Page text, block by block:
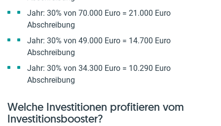
Jahr: 30% von 70.000 Euro = 21.000 Euro
Abschreibung
Jahr: 30% von 49.000 Euro = 14.700 Euro
Abschreibung
Jahr: 30% von 34.300 Euro = 10.290 Euro
Abschreibung
Welche Investitionen profitieren vom
Investitionsbooster?